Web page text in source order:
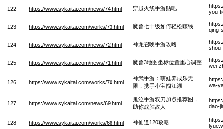
122 https://www.sykaitai.com/news/74.html 穿越火线手游贴吧
you-
123 https://www.sykaitai.com/works/73.html 魔兽七十级如何轻松赚钱
qing-
124 https://www.sykaitai.com/news/72.html 神龙召唤手游攻略
125 https://www.sykaitai.com/news/71.html 魔兽3地图坐标位置重心调整
wei-
126 https://www.sykaitai.com/works/70.html
神武手游：萌娃养成乐无
限，携手小宝闯江湖
wa-
127 https://www.sykaitai.com/news/69.html
鬼泣手游双刀加点推荐图，
助你战胜敌人
dao-
128 https://www.sykaitai.com/works/68.html 神仙道120攻略